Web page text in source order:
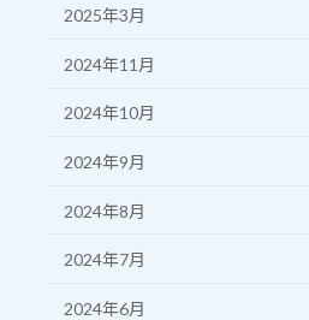
2025年3月
2024年11月
2024年10月
2024年9月
2024年8月
2024年7月
2024年6月